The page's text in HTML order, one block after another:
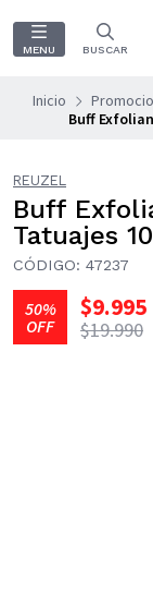
MENU BUSCAR
Inicio
Buff
REUZEL
Buff
Tatuajes
CÓDIGO: 47237
50%
OFF
$9.995
$19.990